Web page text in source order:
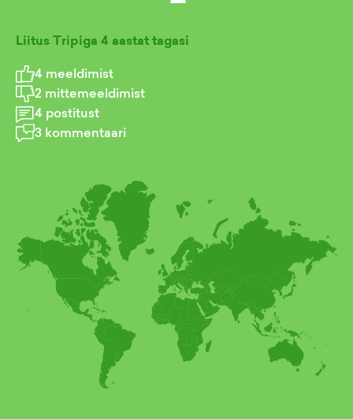
Liitus Tripiga 4 aastat tagasi
4 meeldimist
2 mittemeeldimist
4 postitust
3 kommentaari